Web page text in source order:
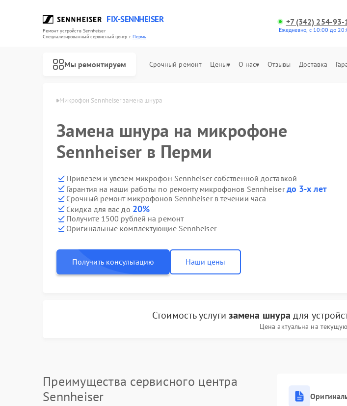
FIX-SENNHEISER
Ремонт устройств Sennheiser
Специализированный cервисный центр г.Пермь
+7 (342) 254-93-
Ежедневно, с 10:00 до
Мы ремонтируем Срочный ремонт Цены О нас Отзывы Доставка
в Перми Микрофон Sennheiser замена шнура
Замена шнура на микрофоне
Sennheiser в Перми
Привезем и увезем микрофон Sennheiser собственной доставкой
Гарантия на наши работы по ремонту микрофонов Sennheiserдо 3-х лет
Срочный ремонт микрофонов Sennheiser в течении часа
Скидка для вас до 20%
Получите 1500 рублей на ремонт
Оригинальные комплектующие Sennheiser
Получить консультацию Наши цены
Стоимость услуги замена шнура для
Цена актуальна на
Преимущества сервисного центра
Sennheiser